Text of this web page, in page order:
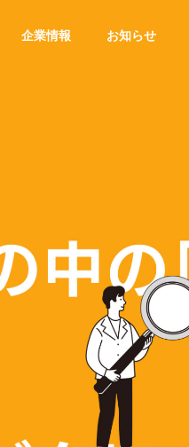
企業情報 お知らせ
DX for
「旅行」と